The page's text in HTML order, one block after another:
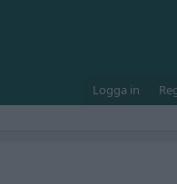
Logga in